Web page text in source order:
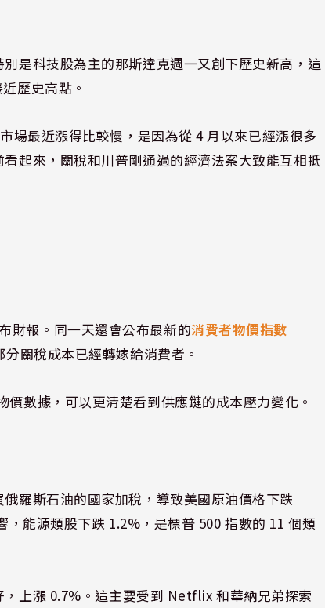
是科技股為主的那斯達克週一又創下歷史新高，這
歷史高點。
最近漲得比較慢，是因為從 4 月以來已經漲很多
起來，關稅和川普剛通過的經濟法案大致能互相抵
財報。同一天還會公布最新的消費者物價指數
關稅成本已經轉嫁給消費者。
價數據，可以更清楚看到供應鏈的成本壓力變化。
羅斯石油的國家加稅，導致美國原油價格下跌
能源類股下跌 1.2%，是標普 500 指數的 11 個類
上漲 0.7%。這主要受到 Netflix 和華納兄弟探索